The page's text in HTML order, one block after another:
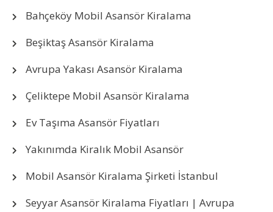
Bahçeköy Mobil Asansör Kiralama
Beşiktaş Asansör Kiralama
Avrupa Yakası Asansör Kiralama
Çeliktepe Mobil Asansör Kiralama
Ev Taşıma Asansör Fiyatları
Yakınımda Kiralık Mobil Asansör
Mobil Asansör Kiralama Şirketi İstanbul
Seyyar Asansör Kiralama Fiyatları | Avrupa